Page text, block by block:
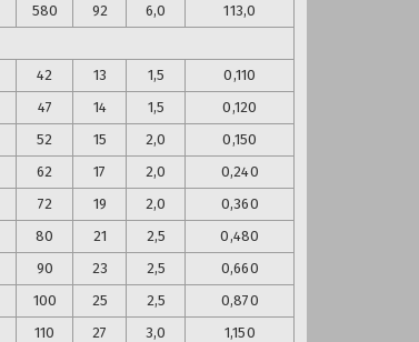
580 92 6,0
113,0
42 13 1,5
0,110
47 14 1,5
0,120
52 15 2,0
0,150
62 17 2,0
0,240
72 19 2,0
0,360
80 21 2,5
0,480
90 23 2,5
0,660
100 25 2,5
0,870
110 27 3,0
1,150